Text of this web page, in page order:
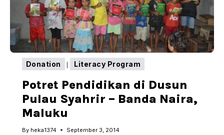
Donation Literacy Program
Potret Pendidikan di Dusun
Pulau Syahrir – Banda Naira,
Maluku
By heka1374 September 3, 2014